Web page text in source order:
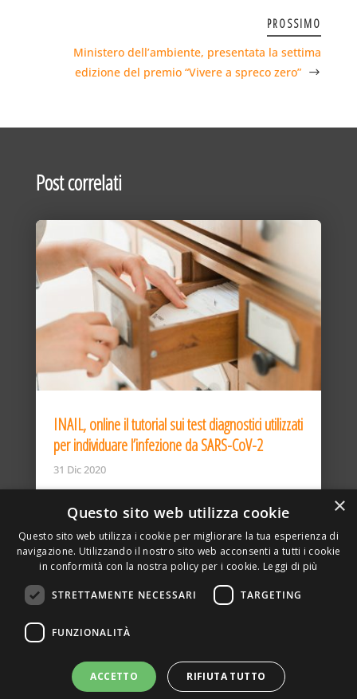
PROSSIMO
Ministero dell’ambiente, presentata la settima
edizione del premio “Vivere a spreco zero”
Post correlati
INAIL, online il tutorial sui test diagnostici utilizzati
per individuare l’infezione da SARS-CoV-2
31 Dic 2020
DELLA TORRE, 15 – 20127 – MILANO – P. IVA
SITO REALIZZATO DA GRAFICAEFOTO WEB AGENCY –
PARTNER SINTEL
×
Questo sito web utilizza cookie
Questo sito web utilizza i cookie per migliorare la tua esperienza di
navigazione. Utilizzando il nostro sito web acconsenti a tutti i cookie
in conformità con la nostra policy per i cookie. Leggi di più
STRETTAMENTE NECESSARI TARGETING
FUNZIONALITÀ
ACCETTO RIFIUTA TUTTO